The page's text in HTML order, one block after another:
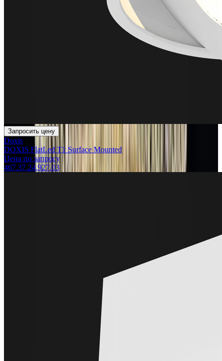
Запросить цену
Doxis
DOXIS FlatLed T1 Surface Mounted
Цена по запросу
467.37.24.927.03